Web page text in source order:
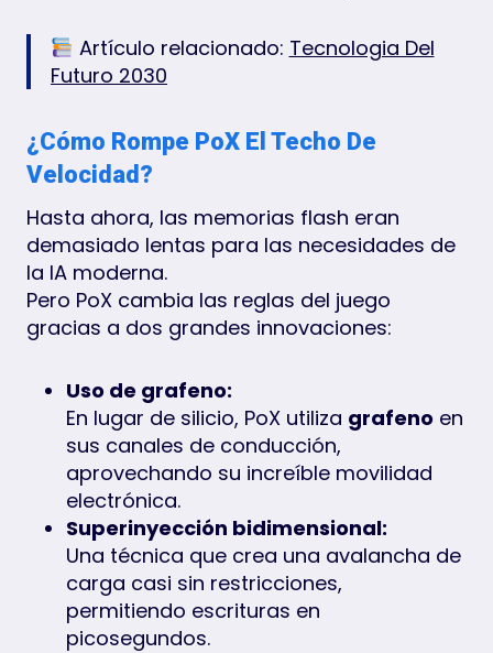
Artículo relacionado: Tecnologia Del
Futuro 2030
¿Cómo Rompe PoX El Techo De
Velocidad?
Hasta ahora, las memorias flash eran
demasiado lentas para las necesidades de
la IA moderna.
Pero PoX cambia las reglas del juego
gracias a dos grandes innovaciones:
Uso de grafeno:
En lugar de silicio, PoX utiliza grafeno en
sus canales de conducción,
aprovechando su increíble movilidad
electrónica.
Superinyección bidimensional:
Una técnica que crea una avalancha de
carga casi sin restricciones,
permitiendo escrituras en
picosegundos.